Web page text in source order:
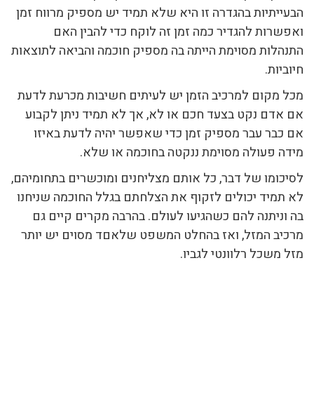
הבעייתיות בהגדרה זו היא שלא תמיד יש מספיק מרווח זמן
ואפשרות להגדיר כמה זמן זה לוקח כדי להבין האם
התנהלות מסוימת הייתה בה מספיק חוכמה והביאה לתוצאות
חיוביות.
מכל מקום למרכיב הזמן יש לעיתים חשיבות מכרעת לדעת
אם אדם נקט בצעד חכם או לא, אך לא תמיד ניתן לקבוע
אם כבר עבר מספיק זמן כדי שאפשר יהיה לדעת באיזו
מידה פעולה מסוימת ננקטה בחוכמה או שלא.
לסיכומו של דבר, כל אותם מצליחנים ומוכשרים בתחומיהם,
לא תמיד יכולים לזקוף את הצלחתם בגלל החוכמה שניחנו
בה וניתנה להם כשהגיעו לעולם. בהרבה מקרים קיים גם
מרכיב המזל, ואז בהחלט המשפט שלאםד מסוים יש יותר
מזל משכל רלוונטי לגביו.